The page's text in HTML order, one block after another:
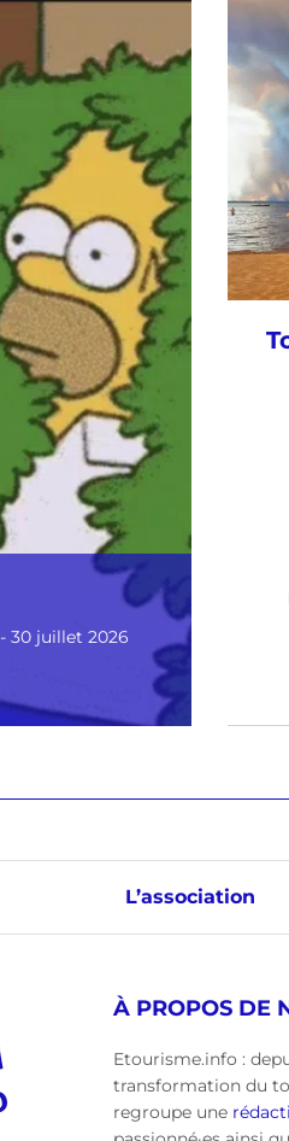
- 30 juillet 2026
L’association
À PROPOS DE
Etourisme.info :
transformation du
regroupe une